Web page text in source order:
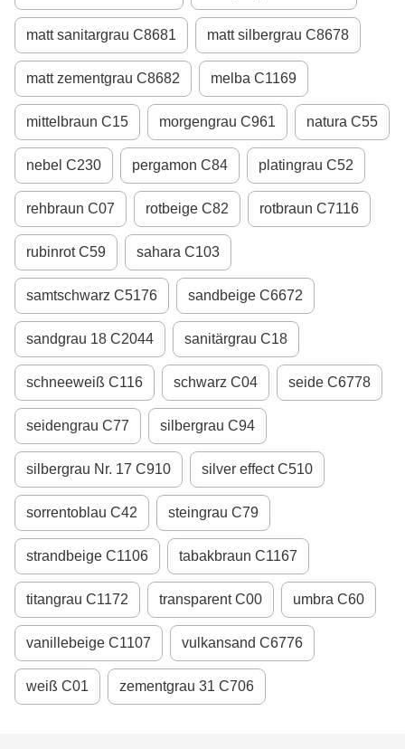
matt sanitargrau C8681 matt silbergrau C8678
matt zementgrau C8682 melba С1169
mittelbraun С15 morgengrau С961 natura С55
nebel С230 pergamon С84 platingrau С52
rehbraun С07 rotbeige С82 rotbraun С7116
rubinrot С59 sahara С103
samtschwarz С5176 sandbeige С6672
sandgrau 18 С2044 sanitärgrau С18
schneeweiß С116 schwarz С04 seide С6778
seidengrau С77 silbergrau С94
silbergrau Nr. 17 С910 silver effect С510
sorrentoblau С42 steingrau С79
strandbeige С1106 tabakbraun С1167
titangrau С1172 transparent С00 umbra С60
vanillebeige С1107 vulkansand С6776
weiß С01 zementgrau 31 С706